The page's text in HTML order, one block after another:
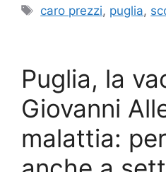
Tag
caro prezzi, puglia,
Puglia, la
Giovanni
malattia: